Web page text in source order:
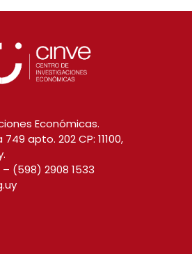
Económicas.
apto. 202 CP: 11100,
– (598) 2908 1533